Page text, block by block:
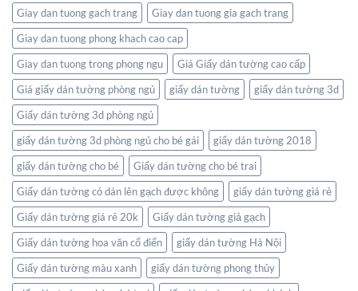
Thiên
Nhiên
Kết
nối
giới
ngay
trong
không
gian
sống
của
bạn
Giay dan tuong gach trang
Giay dan tuong gia gach trang
Giay dan tuong phong khach cao cap
Giay dan tuong trong phong ngu
Giá Giấy dán tường cao cấp
Giá giấy dán tường phòng ngủ
giấy dán tường
giấy dán tường 3d
Giấy dán tường 3d phòng ngủ
giấy dán tường 3d phòng ngủ cho bé gái
giấy dán tường 2018
giấy dán tường cho bé
Giấy dán tường cho bé trai
Giấy dán tường có dán lên gạch được không
giấy dán tường giá rẻ
Giấy dán tường giá rẻ 20k
Giấy dán tường giả gạch
Giấy dán tường hoa văn cổ điển
giấy dán tường Hà Nội
Giấy dán tường màu xanh
giấy dán tường phong thủy